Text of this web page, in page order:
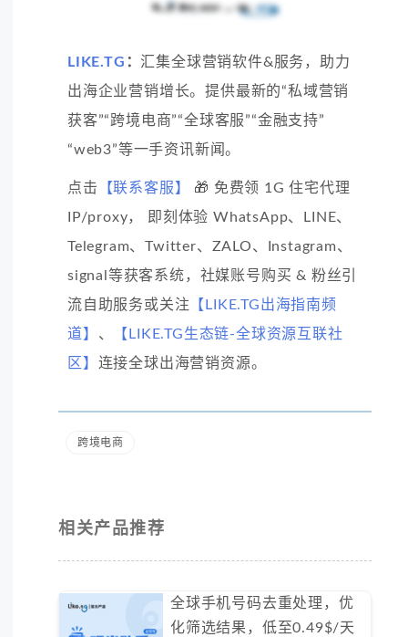
LIKE.TG ： 汇集全球营销软件&服务，助力
出海企业营销增长。提供最新的“私域营销
获客”“跨境电商”“全球客服”“金融支持”
“web3”等一手资讯新闻。
点击 【联系客服】
🎁 免费领 1G 住宅代理
IP/proxy， 即刻体验 WhatsApp、LINE、
Telegram、Twitter、ZALO、Instagram、
signal等获客系统，社媒账号购买 & 粉丝引
流自助服务或关注 【LIKE.TG出海指南频
道】 、
【LIKE.TG生态链-全球资源互联社
区】 连接全球出海营销资源。
跨境电商
相关产品推荐
全球手机号码去重处理，优
化筛选结果，低至0.49$/天